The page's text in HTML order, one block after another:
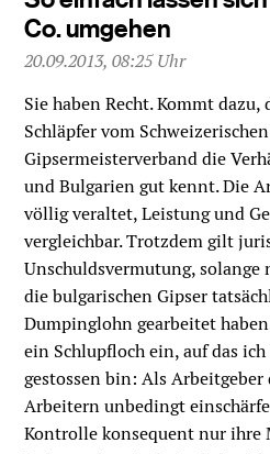
Co. umgehen
20.09.2013, 08:25 Uhr
Sie haben Recht. Kommt dazu,
Schläpfer vom
Gipsermeisterverband die
und Bulgarien gut kennt. Die
völlig veraltet, Leistung und
vergleichbar. Trotzdem gilt
Unschuldsvermutung, solange
die bulgarischen Gipser
Dumpinglohn gearbeitet
ein Schlupfloch ein, auf das ich
gestossen bin: Als Arbeitgeber
Arbeitern unbedingt
Kontrolle konsequent nur ihre